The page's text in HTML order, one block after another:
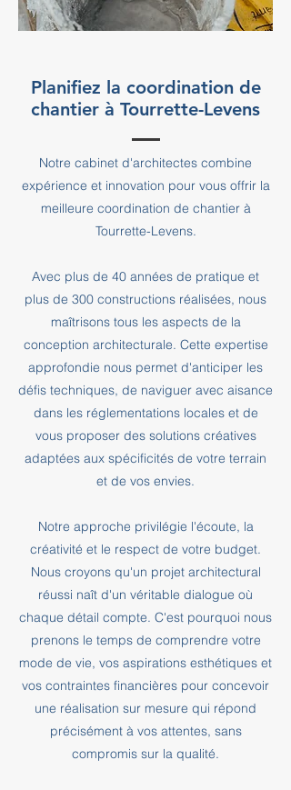
Planifiez la coordination de
chantier à Tourrette-Levens
Notre cabinet d'architectes combine
expérience et innovation pour vous offrir la
meilleure coordination de chantier à
Tourrette-Levens.
Avec plus de 40 années de pratique et
plus de 300 constructions réalisées, nous
maîtrisons tous les aspects de la
conception architecturale. Cette expertise
approfondie nous permet d'anticiper les
défis techniques, de naviguer avec aisance
dans les réglementations locales et de
vous proposer des solutions créatives
adaptées aux spécificités de votre terrain
et de vos envies.
Notre approche privilégie l'écoute, la
créativité et le respect de votre budget.
Nous croyons qu'un projet architectural
réussi naît d'un véritable dialogue où
chaque détail compte. C'est pourquoi nous
prenons le temps de comprendre votre
mode de vie, vos aspirations esthétiques et
vos contraintes financières pour concevoir
une réalisation sur mesure qui répond
précisément à vos attentes, sans
compromis sur la qualité.